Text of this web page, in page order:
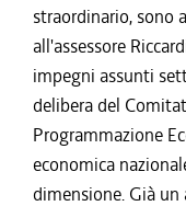
straordinario, sono
all'assessore
impegni assunti
delibera del
Programmazione
economica
dimensione. Già